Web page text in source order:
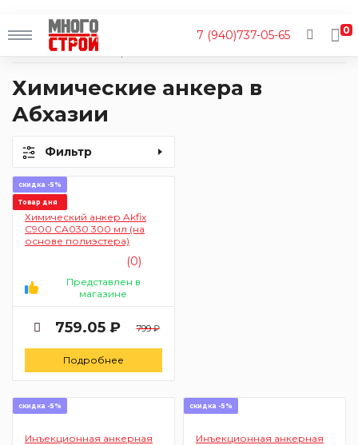
7 (940)737-05-65
0
Главная
Каталог
Химические анкера в
Абхазии
Фильтр
скидка -5%
Товар дня
Химический анкер Akfix
C900 CA030 300 мл (на
основе полиэстера)
(0)
Представлен в
магазине
759.05 ₽ 799 ₽
Подробнее
скидка -5%
Инъекционная анкерная
скидка -5%
Инъекционная анкерная